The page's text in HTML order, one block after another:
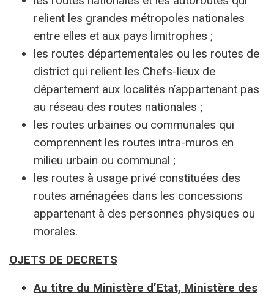
relient les grandes métropoles nationales
entre elles et aux pays limitrophes ;
les routes départementales ou les routes de
district qui relient les Chefs-lieux de
département aux localités n’appartenant pas
au réseau des routes nationales ;
les routes urbaines ou communales qui
comprennent les routes intra-muros en
milieu urbain ou communal ;
les routes à usage privé constituées des
routes aménagées dans les concessions
appartenant à des personnes physiques ou
morales.
OJETS DE DECRETS
Au titre du Ministère d’Etat, Ministère des